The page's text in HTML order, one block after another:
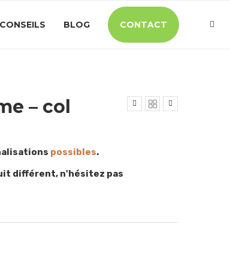
CONSEILS BLOG CONTACT
– col
possibles.
différent, n'hésitez pas